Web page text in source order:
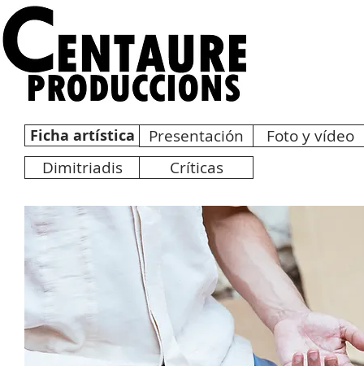
Críticas
Foto y vídeo
Presentación
Dimitriadis
Ficha artística